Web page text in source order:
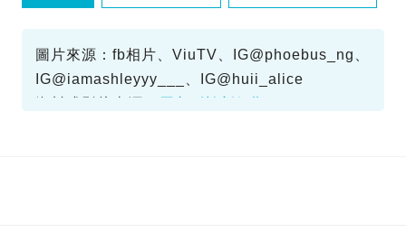
圖片來源：fb相片、ViuTV、IG@phoebus_ng、
IG@iamashleyyy___、IG@huii_alice